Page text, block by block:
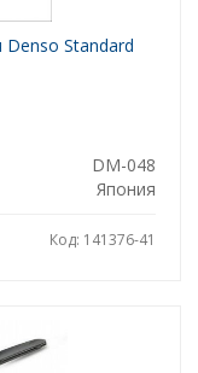
Denso Standard
DM-048
Япония
Код: 141376-41